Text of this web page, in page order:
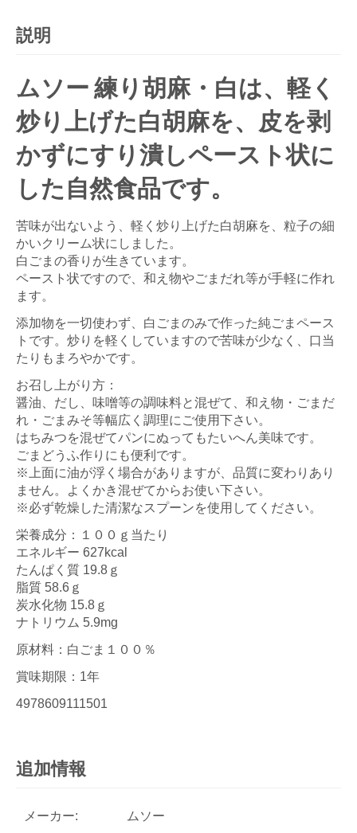
説明
ムソー 練り胡麻・白は、軽く
炒り上げた白胡麻を、皮を剥
かずにすり潰しペースト状に
した自然食品です。
苦味が出ないよう、軽く炒り上げた白胡麻を、粒子の細
かいクリーム状にしました。
白ごまの香りが生きています。
ペースト状ですので、和え物やごまだれ等が手軽に作れ
ます。
添加物を一切使わず、白ごまのみで作った純ごまペース
トです。炒りを軽くしていますので苦味が少なく、口当
たりもまろやかです。
お召し上がり方：
醤油、だし、味噌等の調味料と混ぜて、和え物・ごまだ
れ・ごまみそ等幅広く調理にご使用下さい。
はちみつを混ぜてパンにぬってもたいへん美味です。
ごまどうふ作りにも便利です。
※上面に油が浮く場合がありますが、品質に変わりあり
ません。よくかき混ぜてからお使い下さい。
※必ず乾燥した清潔なスプーンを使用してください。
栄養成分：１００ｇ当たり
エネルギー 627kcal
たんぱく質 19.8ｇ
脂質 58.6ｇ
炭水化物 15.8ｇ
ナトリウム 5.9mg
原材料：白ごま１００％
賞味期限：1年
4978609111501
追加情報
メーカー: ムソー